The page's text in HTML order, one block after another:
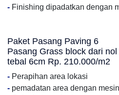
- Finishing dipadatkan dengan
Paket Pasang Paving 6
Pasang Grass block dari
tebal 6cm Rp. 210.000/m2
- Perapihan area lokasi
- pemadatan area dengan mesin